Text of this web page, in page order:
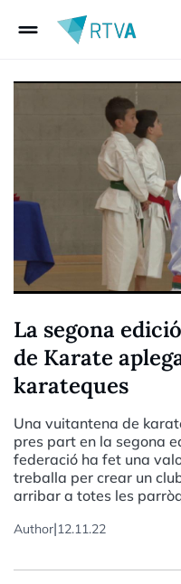
drag_handle
La segona
de Karate
karateques
Una vuitantena de
pres part en la segona
federació ha fet una
treballa per crear un
arribar a totes les
Author|12.11.22